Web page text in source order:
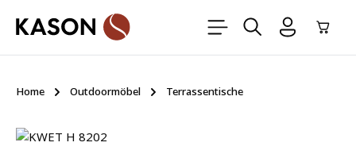
Zum Hauptinhalt springen
Home Outdoormöbel Terrassentische
Bildergalerie überspringen